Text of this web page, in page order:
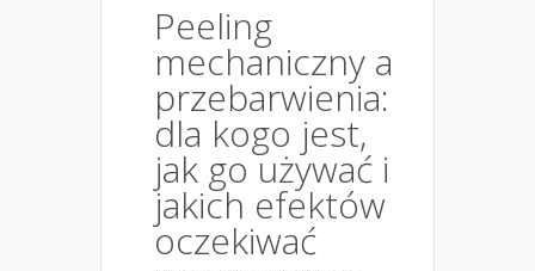
Peeling
mechaniczny a
przebarwienia:
dla kogo jest,
jak go używać i
jakich efektów
oczekiwać